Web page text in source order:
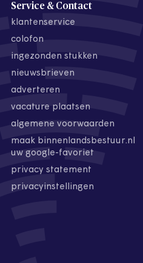
Service & Contact
klantenservice
colofon
ingezonden stukken
nieuwsbrieven
adverteren
vacature plaatsen
algemene voorwaarden
maak binnenlandsbestuur.nl
uw google-favoriet
privacy statement
privacyinstellingen